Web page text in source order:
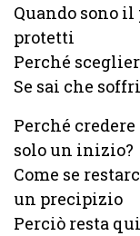
Quando sono
protetti
Perché
Se sai che
Perché
solo un inizio?
Come se
un precipizio
Perciò resta